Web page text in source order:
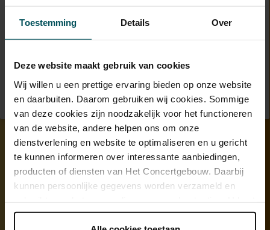
Toestemming Details Over
Deze website maakt gebruik van cookies
Wij willen u een prettige ervaring bieden op onze website
en daarbuiten. Daarom gebruiken wij cookies. Sommige
van deze cookies zijn noodzakelijk voor het functioneren
van de website, andere helpen ons om onze
dienstverlening en website te optimaliseren en u gericht
te kunnen informeren over interessante aanbiedingen,
producten of diensten van Het Concertgebouw. Daarbij
kunnen persoonlijke gegevens worden verzameld en
onder 'aanpassen' zelf welke cookies wij mogen
Een bericht gedeeld door Het Concertgebouw (@concertgebouw)
vr 23 jan. 2026